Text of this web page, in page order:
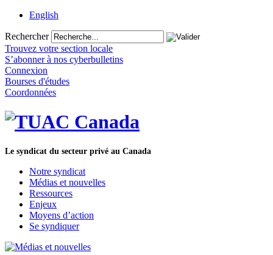
English
Rechercher
Trouvez votre section locale
S’abonner à nos cyberbulletins
Connexion
Bourses d'études
Coordonnées
Le syndicat du secteur privé au Canada
Notre syndicat
Médias et nouvelles
Ressources
Enjeux
Moyens d’action
Se syndiquer